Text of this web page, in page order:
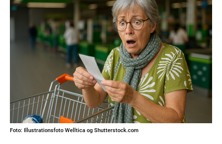
Foto: Illustrationsfoto Welltica og Shutterstock.com